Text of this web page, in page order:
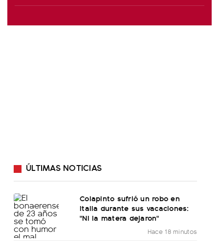
ÚLTIMAS NOTICIAS
Colapinto sufrió un robo en
Italia durante sus vacaciones:
"Ni la matera dejaron"
Hace 18 minutos